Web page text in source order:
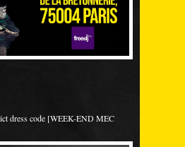
dress code [WEEK-END MEC